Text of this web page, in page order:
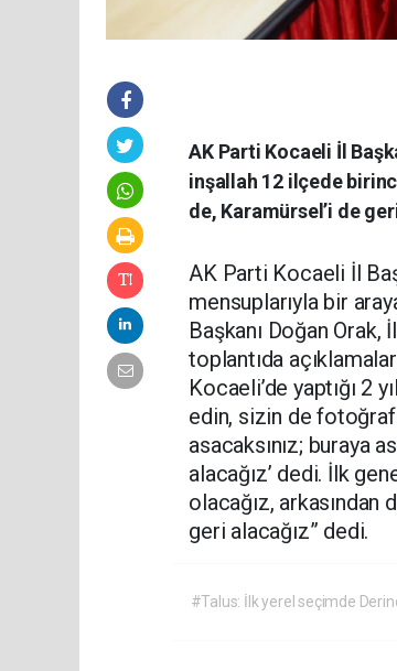
AK Parti Kocaeli İl
inşallah 12 ilçede
de, Karamürsel’i de
AK Parti Kocaeli İl
mensuplarıyla bir
Başkanı Doğan Orak,
toplantıda
Kocaeli’de yaptığı 2
edin, sizin de
asacaksınız; buraya
alacağız’ dedi. İlk
olacağız, arkasından
geri alacağız” dedi.
#Talus: İlk yerel seçimde